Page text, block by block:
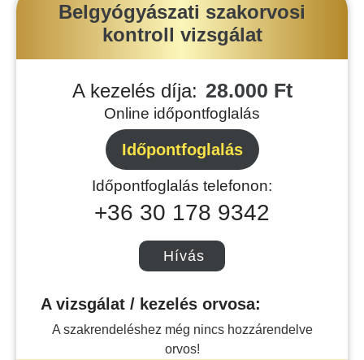
Belgyógyászati szakorvosi
kontroll vizsgálat
A kezelés díja: 28.000 Ft
Online időpontfoglalás
Időpontfoglalás
Időpontfoglalás telefonon:
+36 30 178 9342
Hívás
A vizsgálat / kezelés orvosa:
A szakrendeléshez még nincs hozzárendelve
orvos!